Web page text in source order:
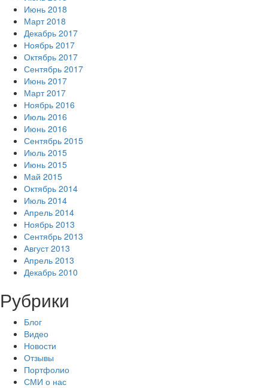
Июнь 2018
Март 2018
Декабрь 2017
Ноябрь 2017
Октябрь 2017
Сентябрь 2017
Июнь 2017
Март 2017
Ноябрь 2016
Июль 2016
Июнь 2016
Сентябрь 2015
Июль 2015
Июнь 2015
Май 2015
Октябрь 2014
Июль 2014
Апрель 2014
Ноябрь 2013
Сентябрь 2013
Август 2013
Апрель 2013
Декабрь 2010
Рубрики
Блог
Видео
Новости
Отзывы
Портфолио
СМИ о нас